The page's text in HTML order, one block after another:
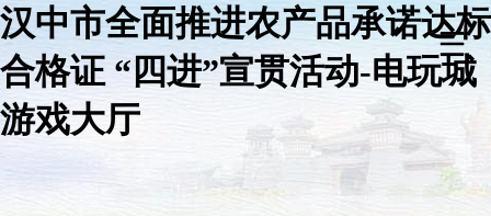
汉中市全面推进农产品承诺达标
合格证 “四进”宣贯活动-电玩城
游戏大厅